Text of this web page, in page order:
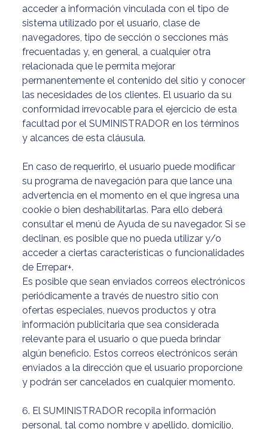
acceder a información vinculada con el tipo de
sistema utilizado por el usuario, clase de
navegadores, tipo de sección o secciones más
frecuentadas y, en general, a cualquier otra
relacionada que le permita mejorar
permanentemente el contenido del sitio y conocer
las necesidades de los clientes. El usuario da su
conformidad irrevocable para el ejercicio de esta
facultad por el SUMINISTRADOR en los términos
y alcances de esta cláusula.
En caso de requerirlo, el usuario puede modificar
su programa de navegación para que lance una
advertencia en el momento en el que ingresa una
cookie o bien deshabilitarlas. Para ello deberá
consultar el menú de Ayuda de su navegador. Si se
declinan, es posible que no pueda utilizar y/o
acceder a ciertas características o funcionalidades
de Errepar+.
Es posible que sean enviados correos electrónicos
periódicamente a través de nuestro sitio con
ofertas especiales, nuevos productos y otra
información publicitaria que sea considerada
relevante para el usuario o que pueda brindar
algún beneficio. Estos correos electrónicos serán
enviados a la dirección que el usuario proporcione
y podrán ser cancelados en cualquier momento.
6. El SUMINISTRADOR recopila información
personal, tal como nombre y apellido, domicilio,